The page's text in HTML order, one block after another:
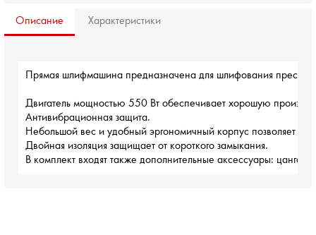
Описание Характеристики
Прямая шлифмашина предназначена для шлифования пресс-
Двигатель мощностью 550 Вт обеспечивает хорошую
Антивибрационная защита.
Небольшой вес и удобный эргономичный корпус позволяет
Двойная изоляция защищает от короткого замыкания.
В комплект входят также дополнительные аксессуары: цанга